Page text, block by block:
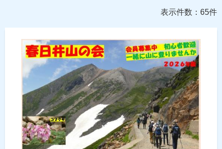
表示件数：65件